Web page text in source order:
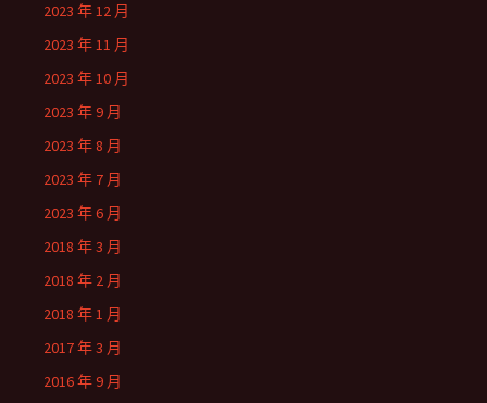
2023 年 12 月
2023 年 11 月
2023 年 10 月
2023 年 9 月
2023 年 8 月
2023 年 7 月
2023 年 6 月
2018 年 3 月
2018 年 2 月
2018 年 1 月
2017 年 3 月
2016 年 9 月